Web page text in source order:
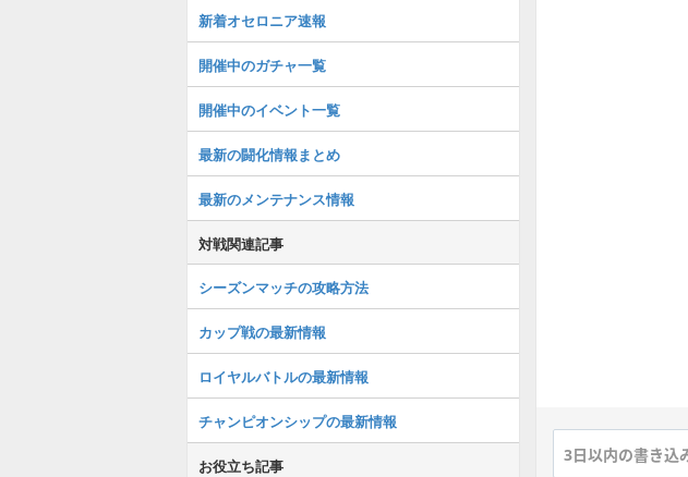
新着オセロニア速報
開催中のガチャ一覧
開催中のイベント一覧
最新の闘化情報まとめ
最新のメンテナンス情報
対戦関連記事
シーズンマッチの攻略方法
カップ戦の最新情報
ロイヤルバトルの最新情報
チャンピオンシップの最新情報
お役立ち記事